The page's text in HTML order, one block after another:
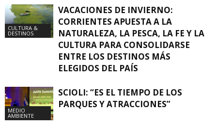
CULTURA &
DESTINOS
VACACIONES DE INVIERNO:
CORRIENTES APUESTA A LA
NATURALEZA, LA PESCA, LA FE Y LA
CULTURA PARA CONSOLIDARSE
ENTRE LOS DESTINOS MÁS
ELEGIDOS DEL PAÍS
MEDIO
AMBIENTE
SCIOLI: “ES EL TIEMPO DE LOS
PARQUES Y ATRACCIONES”